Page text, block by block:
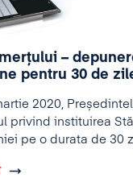
–
pentru 30 de
2020,
privind instituirea
pe o durata de 30